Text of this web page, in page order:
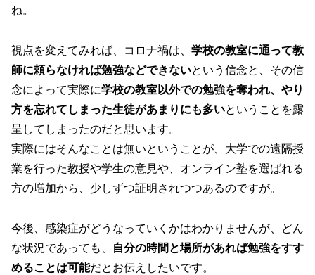
ね。
視点を変えてみれば、コロナ禍は、 学校の教室に通って教
師に頼らなければ勉強などできないという信念と、その信
念によって実際に学校の教室以外での勉強を奪われ、やり
方を忘れてしまった生徒があまりにも多いということを露
呈してしまったのだと思います。
実際にはそんなことは無いということが、大学での遠隔授
業を行った教授や学生の意見や、オンライン塾を選ばれる
方の増加から、少しずつ証明されつつあるのですが。
今後、感染症がどうなっていくかはわかりませんが、どん
な状況であっても、
自分の時間と場所があれば勉強をすす
めることは可能だとお伝えしたいです。